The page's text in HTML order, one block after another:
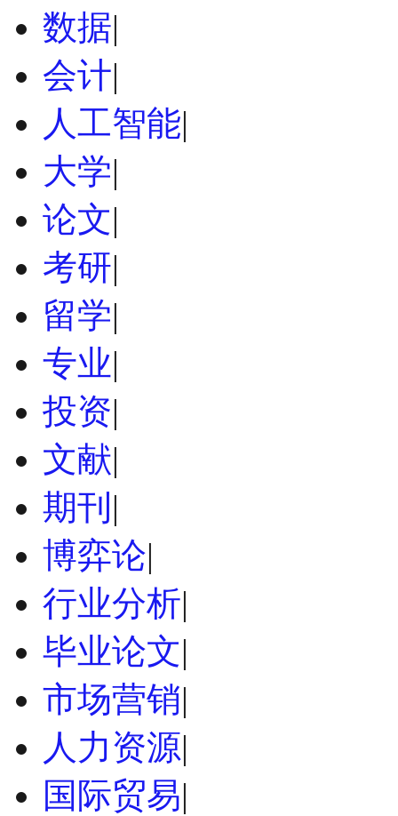
数据|
会计|
人工智能|
大学|
论文|
考研|
留学|
专业|
投资|
文献|
期刊 |
博弈论|
行业分析|
毕业论文|
市场营销|
人力资源|
国际贸易|